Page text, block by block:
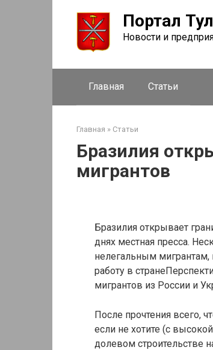
Портал
Новости и
Главная Статьи
Главная » Статьи
Бразилия
мигрантов
Бразилия открывает
днях местная пресса.
нелегальным
работу в
мигрантов из России и
После прочтения всего,
если не хотите (с
долевом строительстве